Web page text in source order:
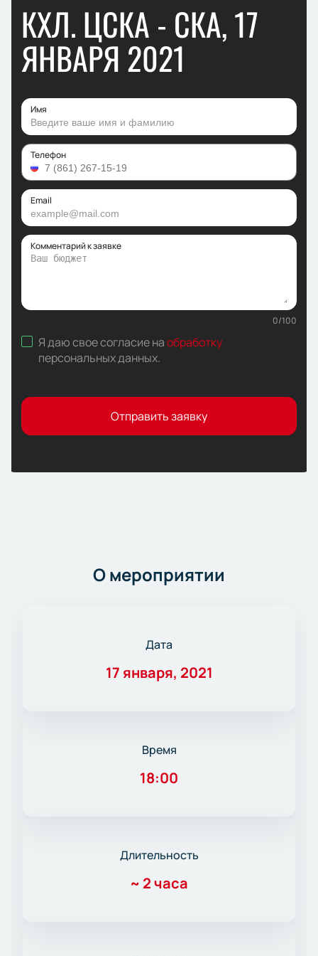
КХЛ. ЦСКА - СКА, 17
ЯНВАРЯ 2021
Имя
Телефон
Email
Комментарий к заявке
0/100
Я даю свое согласие наобработку
персональных данных.
Отправить заявку
О мероприятии
Дата
17 января, 2021
Время
18:00
Длительность
~ 2 часа